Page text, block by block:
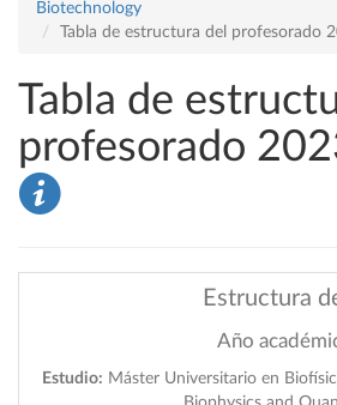
Biotechnology
Tabla de estructura del profesorado
Tabla de
profesorado
Estructura
Año
Estudio: Máster Universitario en